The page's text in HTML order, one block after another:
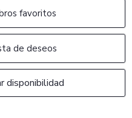
favoritos
de deseos
disponibilidad